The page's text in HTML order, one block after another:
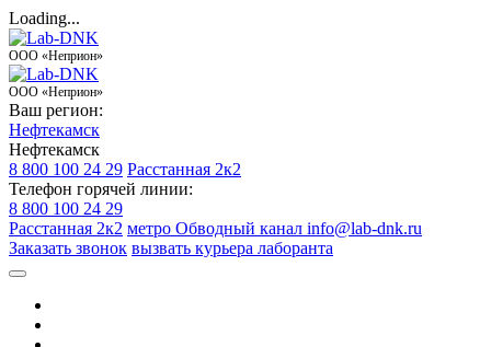
Loading...
ООО «Неприон»
ООО «Неприон»
Ваш регион:
Нефтекамск
Нефтекамск
8 800 100 24 29 Расстанная 2к2
Телефон горячей линии:
8 800 100 24 29
Расстанная 2к2 метро Обводный канал info@lab-dnk.ru
Заказать звонок вызвать курьера лаборанта